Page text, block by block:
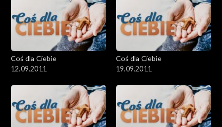
Coś dla Ciebie
12.09.2011
Coś dla Ciebie
19.09.2011